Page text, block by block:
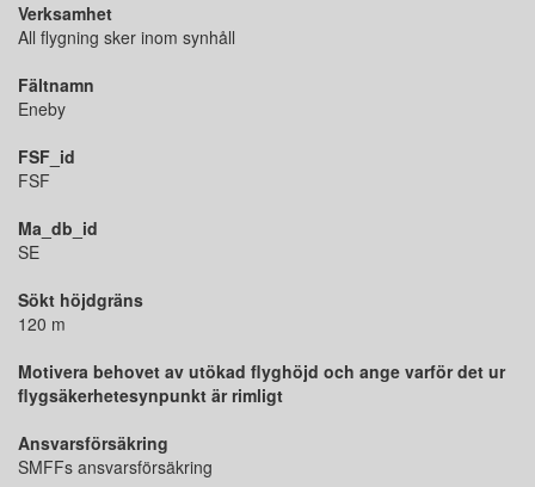
Verksamhet
All flygning sker inom synhåll
Fältnamn
Eneby
FSF_id
FSF
Ma_db_id
SE
Sökt höjdgräns
120 m
Motivera behovet av utökad flyghöjd och ange varför det ur
flygsäkerhetesynpunkt är rimligt
Ansvarsförsäkring
SMFFs ansvarsförsäkring